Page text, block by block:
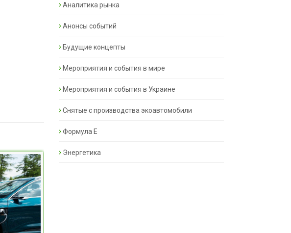
Аналитика рынка
Анонсы событий
Будущие концепты
Мероприятия и события в мире
Мероприятия и события в Украине
Снятые с производства экоавтомобили
Формула Е
Энергетика